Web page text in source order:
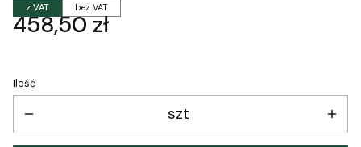
z VAT bez VAT
Cena
458,50 zł
Ilość
szt